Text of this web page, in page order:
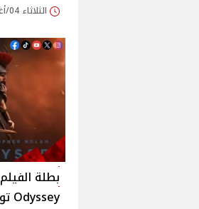
الثلاثاء 04/أغسطس/2026 - 10:19 ص
Odyssey تواجه الموت والفقدان